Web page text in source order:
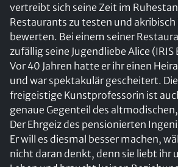
vertreibt sich seine Zeit im
Restaurants zu testen und
bewerten. Bei einem seiner
zufällig seine Jugendliebe Alice (IRIS
Vor 40 Jahren hatte er ihr einen
und war spektakulär gescheitert.
freigeistige Kunstprofessorin ist
genaue Gegenteil des
Der Ehrgeiz des pensionierten
Er will es diesmal besser machen,
nicht daran denkt, denn sie liebt ihr